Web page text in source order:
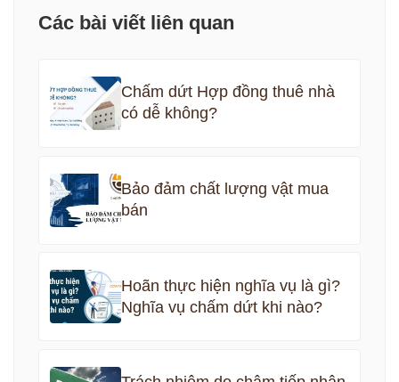
Các bài viết liên quan
Chấm dứt Hợp đồng thuê nhà
có dễ không?
Bảo đảm chất lượng vật mua
bán
Hoãn thực hiện nghĩa vụ là gì?
Nghĩa vụ chấm dứt khi nào?